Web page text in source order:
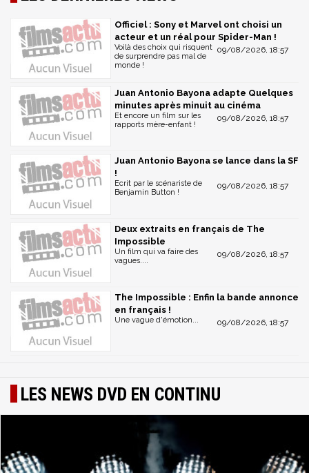
Officiel : Sony et Marvel ont choisi un
acteur et un réal pour Spider-Man !
09/08/2026, 18:57
Voilà des choix qui risquent
de surprendre pas mal de
monde !
Juan Antonio Bayona adapte Quelques
minutes après minuit au cinéma
09/08/2026, 18:57
Et encore un film sur les
rapports mère-enfant !
Juan Antonio Bayona se lance dans la SF
!
09/08/2026, 18:57
Ecrit par le scénariste de
Benjamin Button !
Deux extraits en français de The
Impossible
09/08/2026, 18:57
Un film qui va faire des
vagues....
The Impossible : Enfin la bande annonce
en français !
09/08/2026, 18:57
Une vague d'émotion...
LES NEWS DVD EN CONTINU